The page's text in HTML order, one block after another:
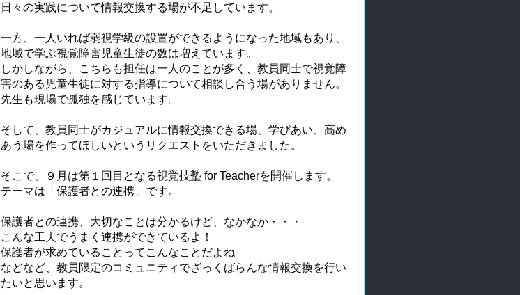
日々の実践について情報交換する場が不足しています。
一方、一人いれば弱視学級の設置ができるようになった地域もあり、
地域で学ぶ視覚障害児童生徒の数は増えています。
しかしながら、こちらも担任は一人のことが多く、教員同士で視覚障
害のある児童生徒に対する指導について相談し合う場がありません。
先生も現場で孤独を感じています。
そして、教員同士がカジュアルに情報交換できる場、学びあい、高め
あう場を作ってほしいというリクエストをいただきました。
そこで、９月は第１回目となる視覚技塾 for Teacherを開催します。
テーマは「保護者との連携」です。
保護者との連携、大切なことは分かるけど、なかなか・・・
こんな工夫でうまく連携ができているよ！
保護者が求めていることってこんなことだよね
などなど、教員限定のコミュニティでざっくばらんな情報交換を行い
たいと思います。